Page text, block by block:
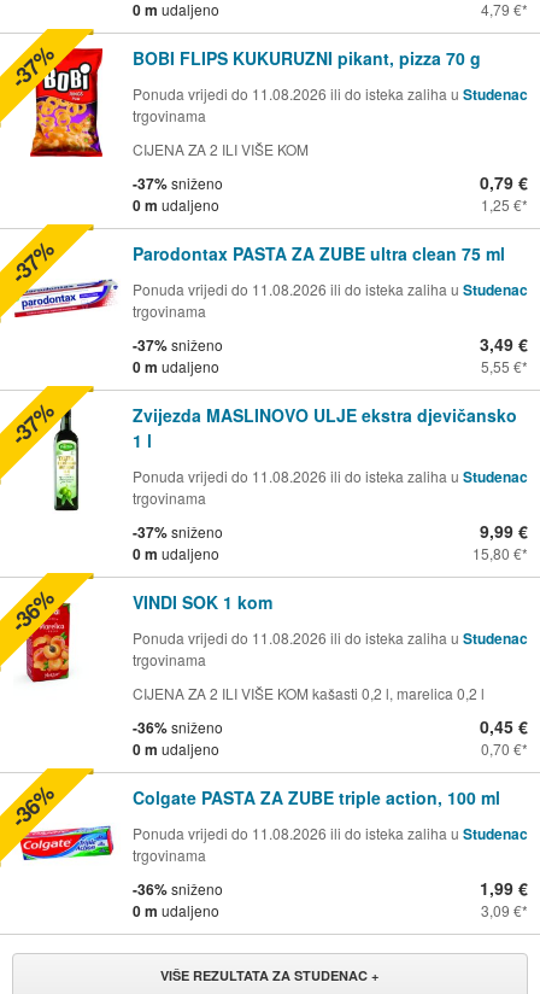
0 m udaljeno 4,79 €
BOBI FLIPS KUKURUZNI pikant, pizza 70 g
Ponuda vrijedi do 11.08.2026 ili do isteka zaliha u Studenac
trgovinama
CIJENA ZA 2 ILI VIŠE KOM
-37%sniženo
0 m udaljeno
0,79 €
1,25 €
-37%
Parodontax PASTA ZA ZUBE ultra clean 75 ml
Ponuda vrijedi do 11.08.2026 ili do isteka zaliha u Studenac
trgovinama
-37%sniženo
0 m udaljeno
3,49 €
5,55 €
-37%
Zvijezda MASLINOVO ULJE ekstra djevičansko
1 l
Ponuda vrijedi do 11.08.2026 ili do isteka zaliha u Studenac
trgovinama
-37%sniženo
0 m udaljeno
9,99 €
15,80 €
-37%
VINDI SOK 1 kom
Ponuda vrijedi do 11.08.2026 ili do isteka zaliha u Studenac
trgovinama
CIJENA ZA 2 ILI VIŠE KOM kašasti 0,2 l, marelica 0,2 l
-36%sniženo
0 m udaljeno
0,45 €
0,70 €
-36%
Colgate PASTA ZA ZUBE triple action, 100 ml
Ponuda vrijedi do 11.08.2026 ili do isteka zaliha u Studenac
trgovinama
-36%sniženo
0 m udaljeno
1,99 €
3,09 €
-36%
VIŠE REZULTATA ZA STUDENAC +